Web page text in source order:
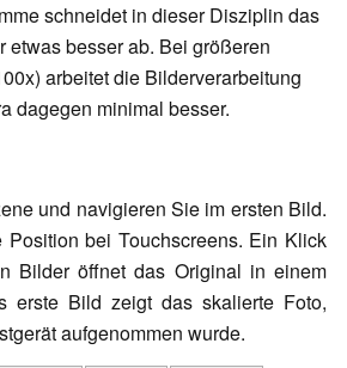
schneidet in dieser Disziplin das
etwas besser ab. Bei größeren
arbeitet die Bilderverarbeitung
dagegen minimal besser.
und navigieren Sie im ersten Bild.
bei Touchscreens. Ein Klick
Bilder öffnet das Original in einem
erste Bild zeigt das skalierte Foto,
aufgenommen wurde.